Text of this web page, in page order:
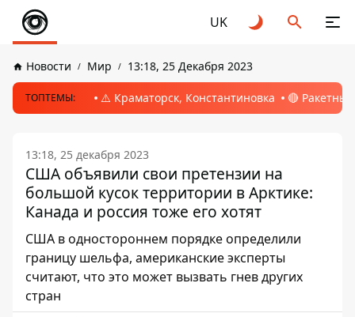
UK
Новости Мир 13:18, 25 Декабря 2023
ТОПТЕМЫ: ⚠️ Краматорск, Константиновка 🔴
13:18, 25 декабря 2023
США объявили свои претензии на
большой кусок территории в Арктике:
Канада и россия тоже его хотят
США в одностороннем порядке определили
границу шельфа, американские эксперты
считают, что это может вызвать гнев других
стран